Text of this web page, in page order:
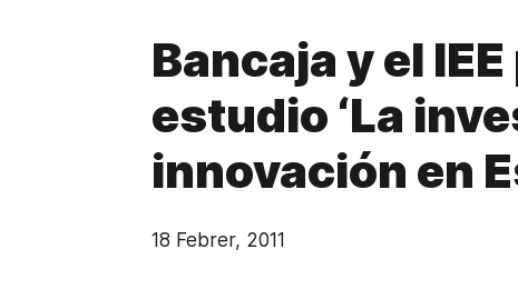
Bancaja y el
estudio ‘La
innovación en
18 Febrer, 2011